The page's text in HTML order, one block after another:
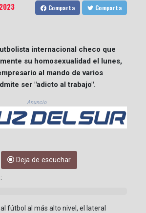
Comparta Comparta
internacional checo que
su homosexualidad el lunes,
al mando de varios
ser "adicto al trabajo".
Anuncio
Deja de escuchar
fútbol al más alto nivel, el lateral